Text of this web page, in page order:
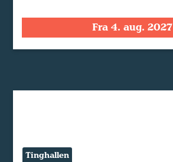
Fra 4. aug. 2027
Tinghallen